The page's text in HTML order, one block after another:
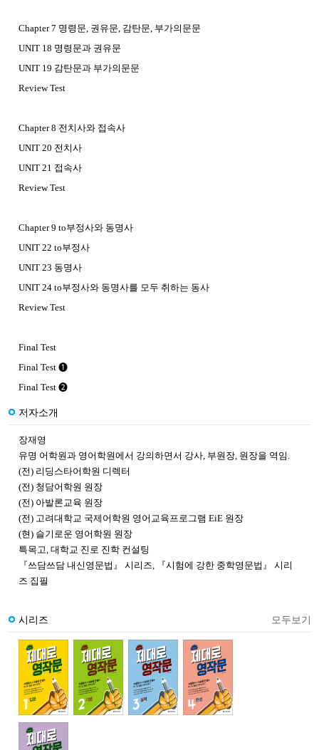
Chapter 7 명령문, 권유문, 감탄문, 부가의문문
UNIT 18 명령문과 권유문
UNIT 19 감탄문과 부가의문문
Review Test
Chapter 8 전치사와 접속사
UNIT 20 전치사
UNIT 21 접속사
Review Test
Chapter 9 to부정사와 동명사
UNIT 22 to부정사
UNIT 23 동명사
UNIT 24 to부정사와 동명사를 모두 취하는 동사
Review Test
Final Test
Final Test ❶
Final Test ❷
저자소개
장재영
유명 어학원과 영어학원에서 강의하면서 강사, 부원장, 원장을 역임.
(전) 리딩스타어학원 디렉터
(전) 청담어학원 원장
(전) 아발론교육 원장
(전) 고려대학교 국제어학원 영어교육프로그램 EiE 원장
(현) 슬기로운 영어학원 원장
특목고, 대학교 진로 진학 컨설팅
『쓰담쓰담 내신영문법』 시리즈, 『시험에 강한 중학영문법』 시리
즈 집필
시리즈 모두보기